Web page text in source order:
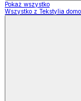
Pokaż wszystko
Wszystko z Tekstylia